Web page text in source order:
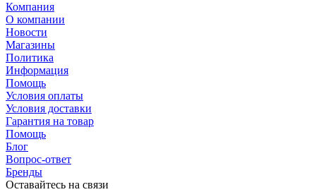
Компания
О компании
Новости
Магазины
Политика
Информация
Помощь
Условия оплаты
Условия доставки
Гарантия на товар
Помощь
Блог
Вопрос-ответ
Бренды
Оставайтесь на связи